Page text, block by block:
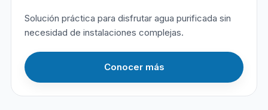
Solución práctica para disfrutar agua purificada sin
necesidad de instalaciones complejas.
Conocer más